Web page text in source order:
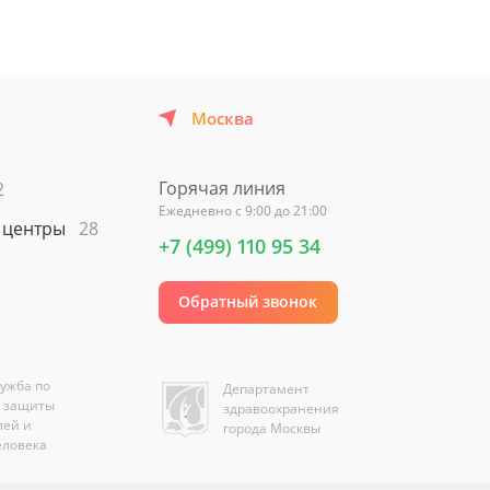
28
Москва
Горячая линия
Ежедневно с 9:00 до 21:00
+7 (499) 110 95 34
Обратный звонок
по
защиты
и
Департамент
здравоохранения
города Москвы